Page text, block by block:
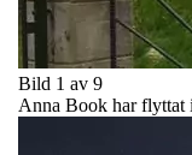
Bild 1 av 9
Anna Book har flyttat